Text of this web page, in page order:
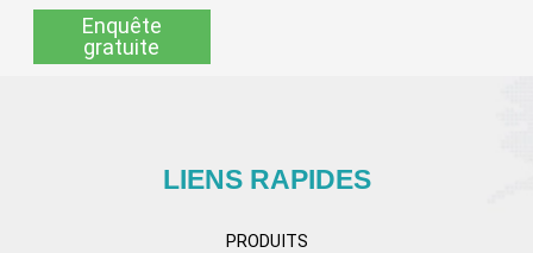
Enquête
gratuite
LIENS RAPIDES
PRODUITS